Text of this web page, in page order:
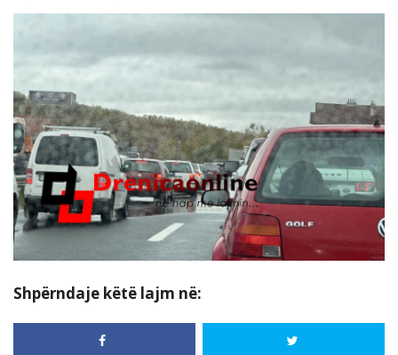
Shpërndaje këtë lajm në: